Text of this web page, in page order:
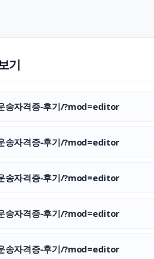
기
자격증-후기/?mod=editor
자격증-후기/?mod=editor
자격증-후기/?mod=editor
자격증-후기/?mod=editor
자격증-후기/?mod=editor